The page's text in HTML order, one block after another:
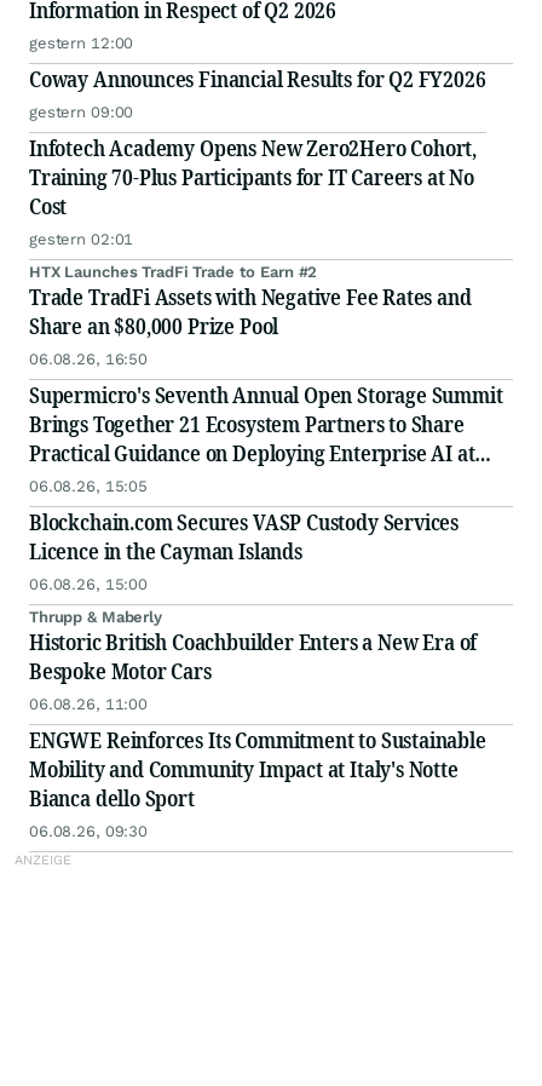
Information in Respect of Q2 2026
gestern 12:00
Coway Announces Financial Results for Q2 FY2026
gestern 09:00
Infotech Academy Opens New Zero2Hero Cohort,
Training 70-Plus Participants for IT Careers at No
Cost
gestern 02:01
HTX Launches TradFi Trade to Earn #2
Trade TradFi Assets with Negative Fee Rates and
Share an $80,000 Prize Pool
06.08.26, 16:50
Supermicro's Seventh Annual Open Storage Summit
Brings Together 21 Ecosystem Partners to Share
Practical Guidance on Deploying Enterprise AI at
Scale
06.08.26, 15:05
Blockchain.com Secures VASP Custody Services
Licence in the Cayman Islands
06.08.26, 15:00
Thrupp & Maberly
Historic British Coachbuilder Enters a New Era of
Bespoke Motor Cars
06.08.26, 11:00
ENGWE Reinforces Its Commitment to Sustainable
Mobility and Community Impact at Italy's Notte
Bianca dello Sport
06.08.26, 09:30